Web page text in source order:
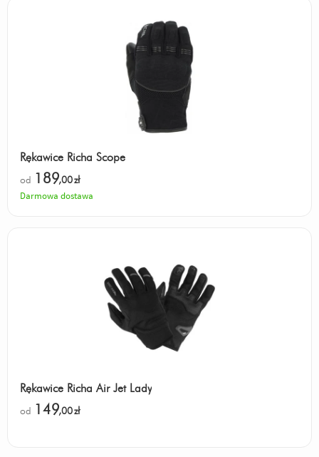
Rękawice Richa Scope
od 189,00zł
Darmowa dostawa
Rękawice Richa Air Jet Lady
od 149,00zł